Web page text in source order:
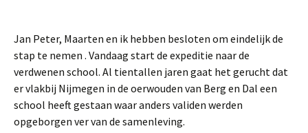
Jan Peter, Maarten en ik hebben besloten om eindelijk de
stap te nemen . Vandaag start de expeditie naar de
verdwenen school. Al tientallen jaren gaat het gerucht dat
er vlakbij Nijmegen in de oerwouden van Berg en Dal een
school heeft gestaan waar anders validen werden
opgeborgen ver van de samenleving.